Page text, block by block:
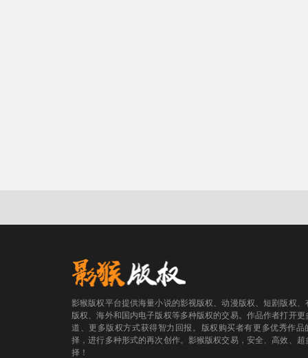
影猴版权平台提供海量小说的影视版权、动漫版权、短剧版权、
版权、海外和国内电子版权等多种版权的交易。作品作者打开更
道、更多版权方式获得智力回报。版权购买者有更多优秀作品
择，进行多种形式的再次创作。影猴版权交易，安全、高效、超
择！